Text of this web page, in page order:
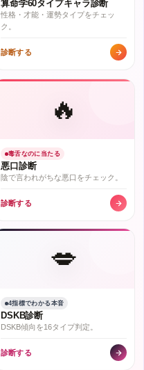
算命学60タイプキャラ診断
性格・才能・運勢タイプをチェッ
ク。
診断する
🔥
毒舌なのに当たる
悪口診断
陰で言われがちな悪口をチェック。
診断する
💋
4指標でわかる本音
DSKB診断
DSKB傾向を16タイプ判定。
診断する